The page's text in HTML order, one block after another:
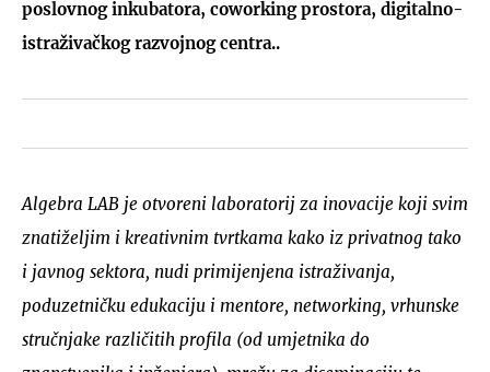
poslovnog inkubatora, coworking prostora, digitalno-
istraživačkog razvojnog centra..
Algebra LAB je otvoreni laboratorij za inovacije koji svim
znatiželjim i kreativnim tvrtkama kako iz privatnog tako
i javnog sektora, nudi primijenjena istraživanja,
poduzetničku edukaciju i mentore, networking, vrhunske
stručnjake različitih profila (od umjetnika do